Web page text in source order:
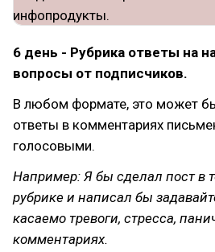
6 день - Рубрика ответы на
вопросы от подписчиков.
В любом формате, это может
ответы в комментариях
голосовыми.
Например: Я бы сделал пост в
рубрике и написал бы
касаемо тревоги, стресса,
комментариях.